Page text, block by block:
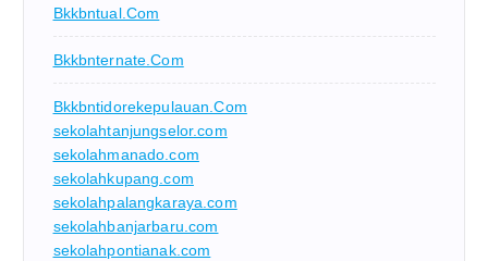
Bkkbntual.com
Bkkbnternate.com
Bkkbntidorekepulauan.com
sekolahtanjungselor.com
sekolahmanado.com
sekolahkupang.com
sekolahpalangkaraya.com
sekolahbanjarbaru.com
sekolahpontianak.com